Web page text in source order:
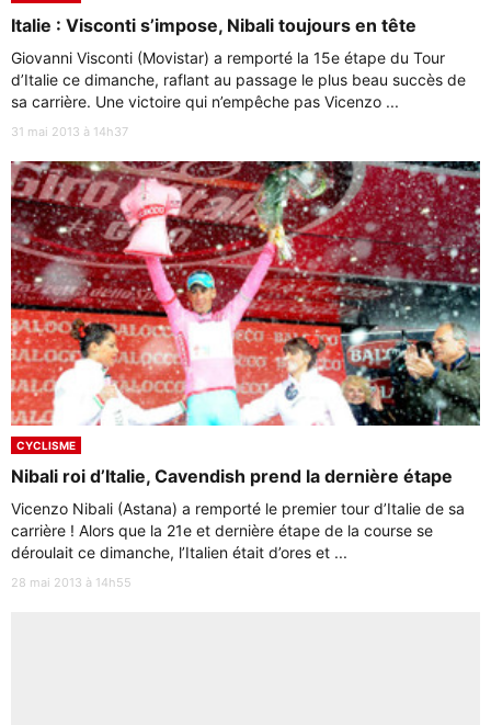
Italie : Visconti s’impose, Nibali toujours en tête
Giovanni Visconti (Movistar) a remporté la 15e étape du Tour
d’Italie ce dimanche, raflant au passage le plus beau succès de
sa carrière. Une victoire qui n’empêche pas Vicenzo ...
31 mai 2013 à 14h37
CYCLISME
Nibali roi d’Italie, Cavendish prend la dernière étape
Vicenzo Nibali (Astana) a remporté le premier tour d’Italie de sa
carrière ! Alors que la 21e et dernière étape de la course se
déroulait ce dimanche, l’Italien était d’ores et ...
28 mai 2013 à 14h55